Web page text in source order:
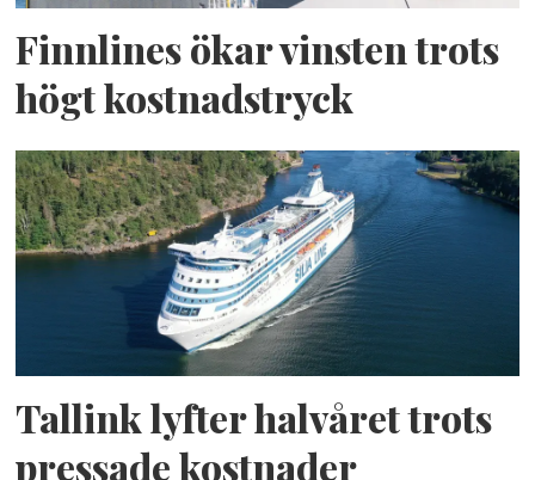
Finnlines ökar vinsten trots
högt kostnadstryck
Tallink lyfter halvåret trots
pressade kostnader